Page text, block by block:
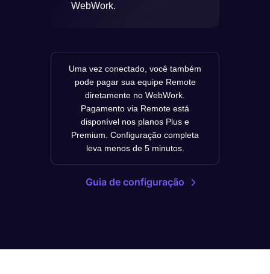
WebWork.
Uma vez conectado, você também
pode pagar sua equipe Remote
diretamente no WebWork.
Pagamento via Remote está
disponível nos planos Plus e
Premium. Configuração completa
leva menos de 5 minutos.
Guia de configuração